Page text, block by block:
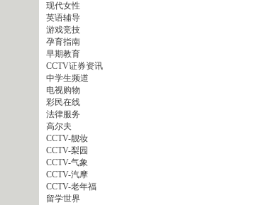
现代女性
英语辅导
游戏竞技
孕育指南
早期教育
CCTV证券资讯
中学生频道
电视购物
彩民在线
法律服务
高尔夫
CCTV-靓妆
CCTV-梨园
CCTV-气象
CCTV-汽摩
CCTV-老年福
留学世界